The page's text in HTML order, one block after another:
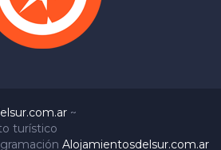
~
turístico
Alojamientosdelsur.com.ar